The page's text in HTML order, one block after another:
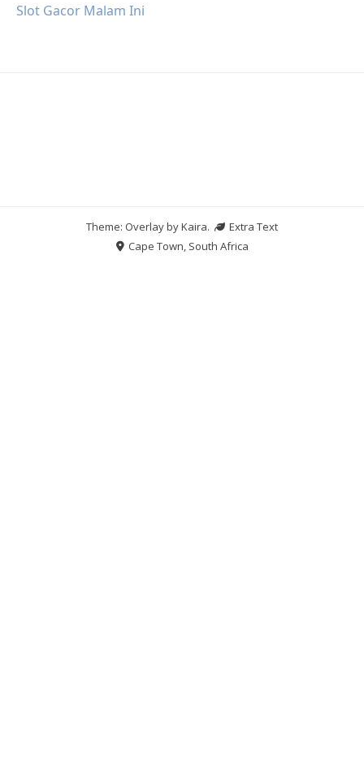
Slot Gacor Malam Ini
Theme: Overlay byKaira.
Extra Text
Cape Town, South Africa